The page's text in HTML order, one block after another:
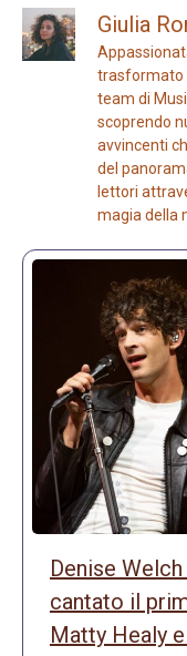
Giulia
trasformato
team di
scoprendo
avvincenti
del
lettori
magia della
Denise
cantato il
Matty Healy